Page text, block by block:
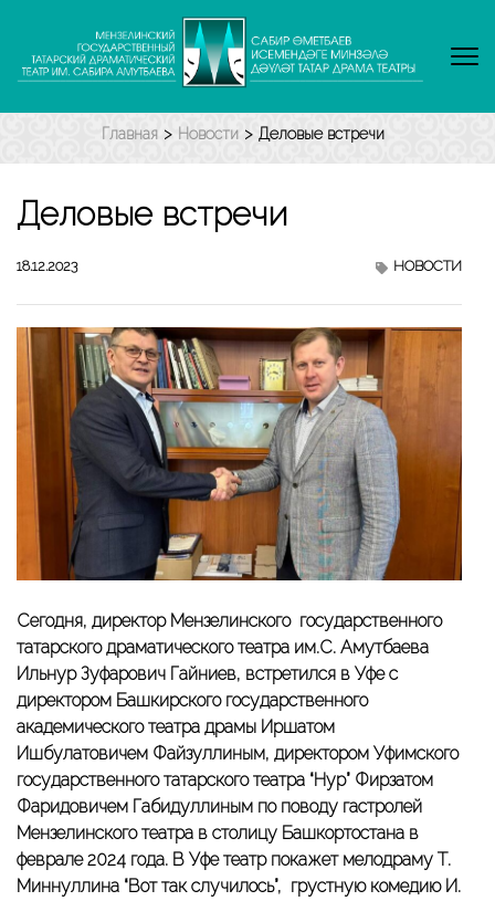
содержимому
Enter)
Главная > Новости > Деловые встречи
Деловые встречи
18.12.2023 НОВОСТИ
Сегодня, директор Мензелинского государственного
татарского драматического театра им.С. Амутбаева
Ильнур Зуфарович Гайниев, встретился в Уфе с
директором Башкирского государственного
академического театра драмы Иршатом
Ишбулатовичем Файзуллиным, директором Уфимского
государственного татарского театра “Нур” Фирзатом
Фаридовичем Габидуллиным по поводу гастролей
Мензелинского театра в столицу Башкортостана в
феврале 2024 года. В Уфе театр покажет мелодраму Т.
Миннуллина “Вот так случилось”, грустную комедию И.